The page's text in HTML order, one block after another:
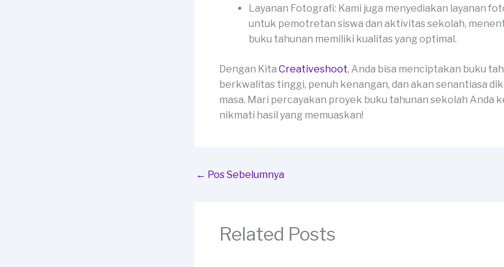
Layanan Fotografi: Kami juga menyediakan layanan
untuk pemotretan siswa dan aktivitas sekolah,
buku tahunan memiliki kualitas yang optimal.
Dengan Kita Creativeshoot, Anda bisa menciptakan buku
berkwalitas tinggi, penuh kenangan, dan akan senantiasa
masa. Mari percayakan proyek buku tahunan sekolah Anda
nikmati hasil yang memuaskan!
← Pos Sebelumnya
Related Posts